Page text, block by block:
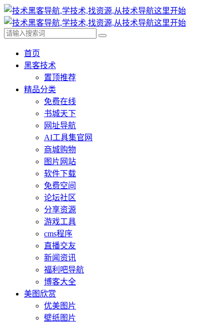
首页
黑客技术
置顶推荐
精品分类
免费在线
书城天下
网址导航
AI工具集官网
商城购物
图片网站
软件下载
免费空间
论坛社区
分享资源
游戏工具
cms程序
直播交友
新闻资讯
福利吧导航
博客大全
美图欣赏
优美图片
壁纸图片